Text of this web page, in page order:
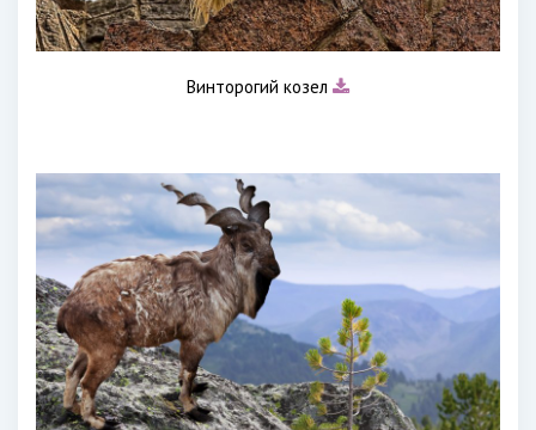
Винторогий козел